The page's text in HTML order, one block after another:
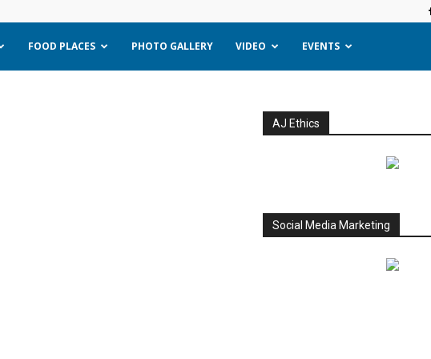
FOOD PLACES PHOTO GALLERY VIDEO EVENTS
AJ Ethics
Social Media Marketing